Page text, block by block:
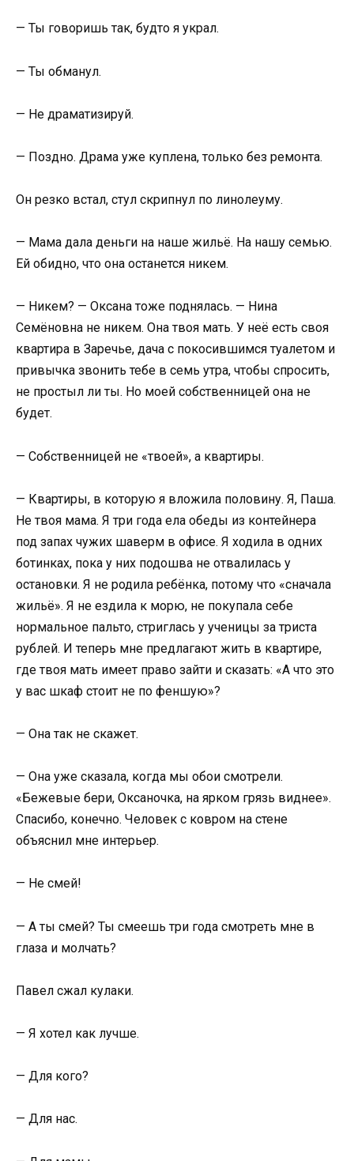
— Ты говоришь так, будто я украл.
— Ты обманул.
— Не драматизируй.
— Поздно. Драма уже куплена, только без ремонта.
Он резко встал, стул скрипнул по линолеуму.
— Мама дала деньги на наше жильё. На нашу семью.
Ей обидно, что она останется никем.
— Никем? — Оксана тоже поднялась. — Нина
Семёновна не никем. Она твоя мать. У неё есть своя
квартира в Заречье, дача с покосившимся туалетом и
привычка звонить тебе в семь утра, чтобы спросить,
не простыл ли ты. Но моей собственницей она не
будет.
— Собственницей не «твоей», а квартиры.
— Квартиры, в которую я вложила половину. Я, Паша.
Не твоя мама. Я три года ела обеды из контейнера
под запах чужих шаверм в офисе. Я ходила в одних
ботинках, пока у них подошва не отвалилась у
остановки. Я не родила ребёнка, потому что «сначала
жильё». Я не ездила к морю, не покупала себе
нормальное пальто, стриглась у ученицы за триста
рублей. И теперь мне предлагают жить в квартире,
где твоя мать имеет право зайти и сказать: «А что это
у вас шкаф стоит не по феншую»?
— Она так не скажет.
— Она уже сказала, когда мы обои смотрели.
«Бежевые бери, Оксаночка, на ярком грязь виднее».
Спасибо, конечно. Человек с ковром на стене
объяснил мне интерьер.
— Не смей!
— А ты смей? Ты смеешь три года смотреть мне в
глаза и молчать?
Павел сжал кулаки.
— Я хотел как лучше.
— Для кого?
— Для нас.